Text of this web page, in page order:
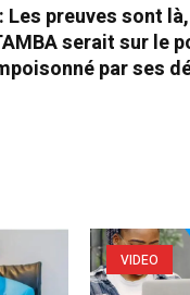
: Les preuves sont
serait sur le
par ses
VIDEO